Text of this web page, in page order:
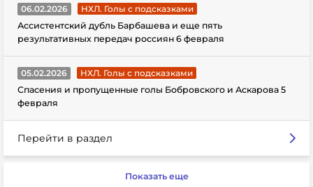
06.02.2026
НХЛ. Голы с подсказками
Ассистентский дубль Барбашева и еще пять
результативных передач россиян 6 февраля
05.02.2026
НХЛ. Голы с подсказками
Спасения и пропущенные голы Бобровского и Аскарова 5
февраля
Перейти в раздел
Показать еще